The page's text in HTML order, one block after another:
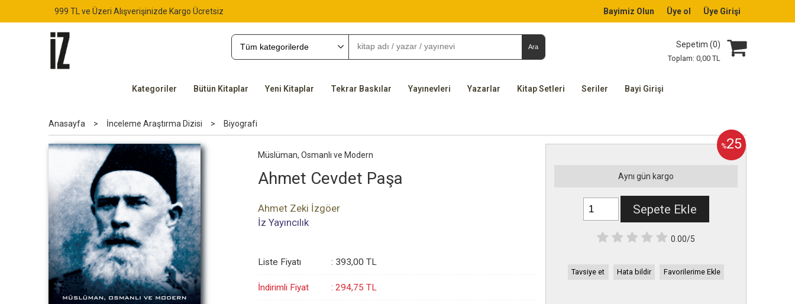
999 TL ve Üzeri Alışverişinizde Kargo Ücretsiz Bayimiz Olun Üye ol Üye Girişi
Ara Sepetim (0)
Toplam:0,00 TL
Kategoriler Bütün Kitaplar Yeni Kitaplar Tekrar Baskılar Yayınevleri Yazarlar Kitap Setleri Seriler Bayi Girişi
Anasayfa > İnceleme Araştırma Dizisi > Biyografi
Müslüman, Osmanlı ve Modern
Ahmet Cevdet Paşa
Ahmet Zeki İzgöer
İz Yayıncılık
Liste Fiyatı : 393,00 TL
İndirimli Fiyat : 294,75 TL
%25
Aynı gün kargo
Sepete Ekle
0.00/5
Tavsiye et Hata bildir Favorilerime Ekle